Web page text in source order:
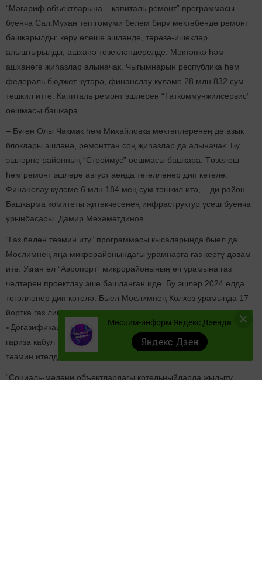
“Мәгариф объектларына – капиталь ремонт” программасы
буенча Сал.Мухан төп гомуми белем бирү мәктәбендә ремонт
башкарылды: керү өлеше эшләнде, тәрәзә-ишекләр
алыштырылды, ашханә төзекләндерелде. Мәктәпкә һәм
ашханәгә җиһазлар алыначак. Чыгымнарын республика һәм
федераль бюджет күтәрә, финанслау күләме 28 млн 832 сум
тәшкил итте. Капиталь ремонт эшләрен “Таткоммунжилсервис”
оешмасы башкара.
– Бүген Олы Чакмак һәм Михайловка мәктәпләренең дә азык
блоклары эшләнә, ремонттан соң җиһазлар да алыначак. Бу
эшләрне районның “Строймус” оешмасы башкара. Төзелеш
һәм ремонт эшләре август аенда төгәлләнер дип көтелә.
Финанслау күләме 6 млн 184 мең сум тәшкил итә, – ди район
Башкарма комитеты җитәкчесенең инфраструктур үсеш буенча
урынбасары Дамир Мөхәмәтдинов.
“Газ белән тәэмин итү” программасы кысаларында быел да
Мөслимнең яңа микрорайонындагы урамнарга газ кертү дәвам
итә. Узган ел “Аэропорт” микрорайонының өч урамына газ
челтәрен проектлау эше башланган иде. Бу эшләр 2024 елда
төгәлләнер дип көтелә. Быел Мөслимнең Колхоз урамында 17
йортка газ линиясе эшләнәчәк. Төзелеш эшләре инде бара.
«Догазификация» федераль программасына 14 гаиләдән
гариза кабул ителде. Шуларның өчесенең йортлары газ белән
тәэмин ителде.
“Социаль-мәдәни объектлардагы котельныйларда җылыту
Мөслим-информ Яндекс Дзенда
Яндекс Дзен